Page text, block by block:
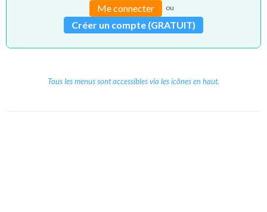
Me connecter ou
Créer un compte (GRATUIT)
Tous les menus sont accessibles via les icônes en haut.